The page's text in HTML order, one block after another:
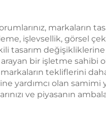
markaların
işlevsellik, görsel
tasarım
arayan bir işletme
tekliflerini
yardımcı olan samimi
ve piyasanın